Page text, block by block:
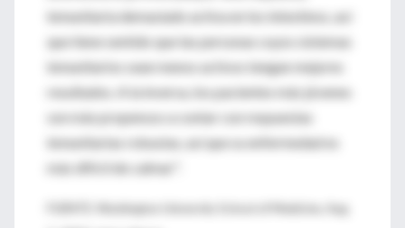
inmunitaria demasiado activa en los intestinos, así
que tiene sentido que las personas cuyos sistemas
inmunitarios sean menos activos tengan mejores
resultados. A la inversa, los pacientes más jóvenes
son más propensos a contar con respuestas
inmunitarias robustas, así que su enfermedad es
más difícil de calmar".